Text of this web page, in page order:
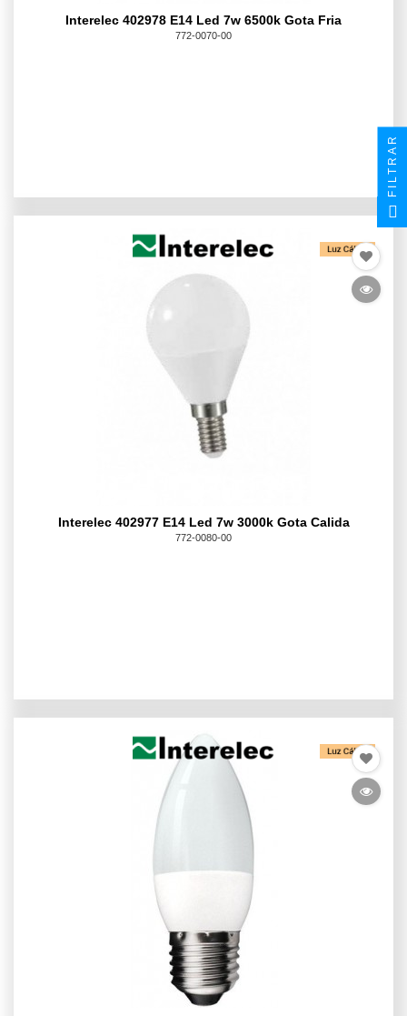
Interelec 402978 E14 Led 7w 6500k Gota Fria
772-0070-00
Interelec 402977 E14 Led 7w 3000k Gota Calida
772-0080-00
FILTRAR